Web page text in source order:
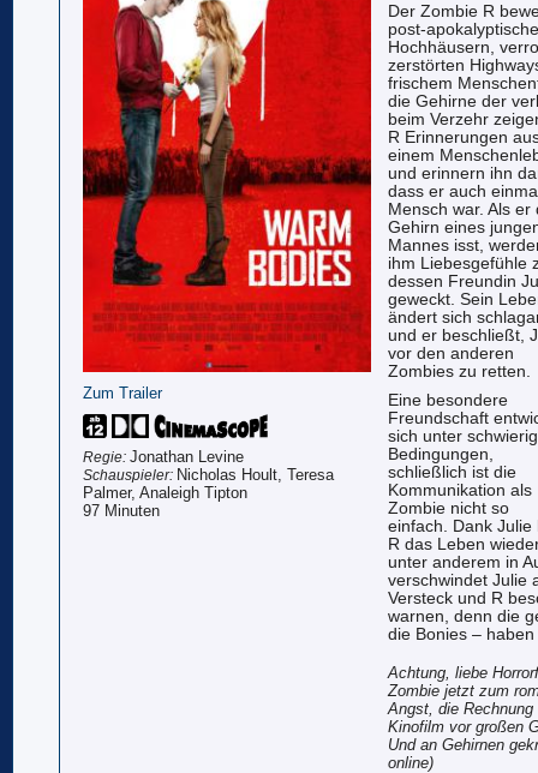
Zum Trailer
Regie: Jonathan Levine
Schauspieler: Nicholas Hoult, Teresa
Palmer, Analeigh Tipton
97 Minuten
Der Zombie R
post-
Hochhäusern,
zerstörten
frischem
die Gehirne der
beim Verzehr
R Erinnerungen
einem
und erinnern ihn
dass er auch
Mensch war. Als er
Gehirn eines
Mannes isst,
ihm Liebesgefühle
dessen Freundin
geweckt. Sein
ändert sich
und er beschließt,
vor den anderen
Zombies zu retten.
Eine besondere
Freundschaft
sich unter
Bedingungen,
schließlich ist die
Kommunikation als
Zombie nicht so
einfach. Dank Julie
R das Leben
unter anderem in
verschwindet Julie
Versteck und R
warnen, denn die
die Bonies –
Achtung, liebe
Zombie jetzt zum
Angst, die
Kinofilm vor großen
Und an Gehirnen
online)